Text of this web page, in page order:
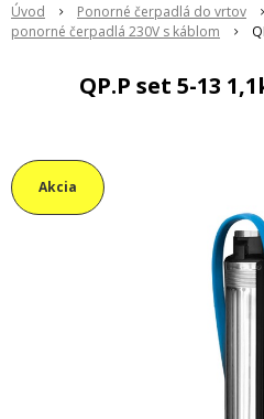
Úvod Ponorné čerpadlá do vrtov
ponorné čerpadlá 230V s káblom
QP.P set 5-13
Akcia